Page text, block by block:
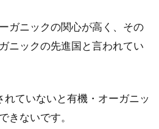
材料があれば、誰でも製造をすることが
ガニックの関心が高く、その
ニックの先進国と言われてい
れていないと有機・オーガニッ
きないです。